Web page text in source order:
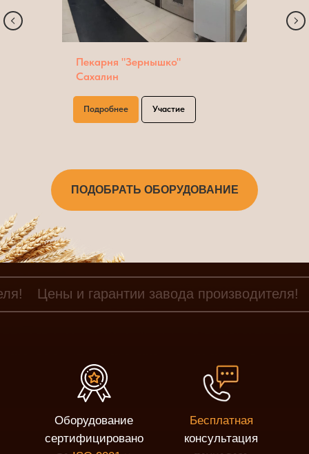
Пекарня "Зернышко"
Сахалин
Подробнее Участие
ПОДОБРАТЬ ОБОРУДОВАНИЕ
Цены и гарантии завода производителя!
Оборудование
сертифицировано
Бесплатная
консультация